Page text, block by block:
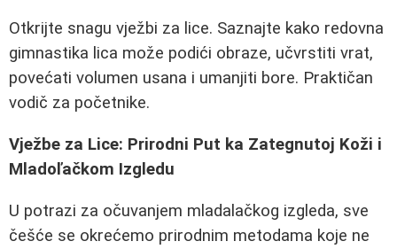
Otkrijte snagu vježbi za lice. Saznajte kako redovna
gimnastika lica može podići obraze, učvrstiti vrat,
povećati volumen usana i umanjiti bore. Praktičan
vodič za početnike.
Vježbe za Lice: Prirodni Put ka Zategnutoj Koži i
Mladoľačkom Izgledu
U potrazi za očuvanjem mladalačkog izgleda, sve
češće se okrećemo prirodnim metodama koje ne